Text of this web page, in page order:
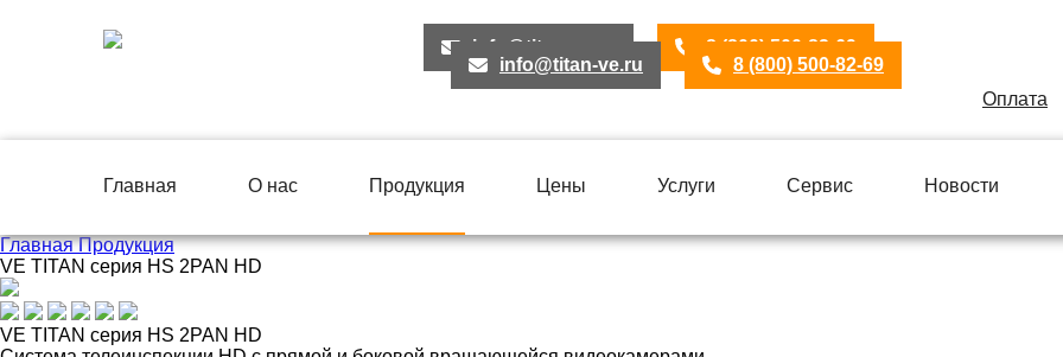
info@titan-ve.ru 8 (800) 500-82-69
Оплата
Главная О нас Продукция Цены Услуги Сервис Новости
ГлавнаяПродукция
VE TITAN серия HS 2PAN HD
VE TITAN серия HS 2PAN HD
info@titan-ve.ru 8 (800) 500-82-69